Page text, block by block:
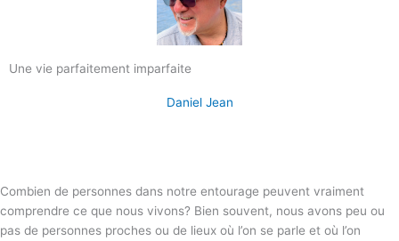
Une vie parfaitement imparfaite
Daniel Jean
Combien de personnes dans notre entourage peuvent vraiment
comprendre ce que nous vivons? Bien souvent, nous avons peu ou
pas de personnes proches ou de lieux où l’on se parle et où l’on